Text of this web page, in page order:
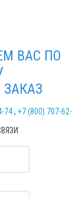
ВАС ПО
74, +7 (800) 707-62-